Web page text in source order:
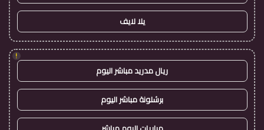
يلا لايف
!
ريال مدريد مباشر اليوم
برشلونة مباشر اليوم